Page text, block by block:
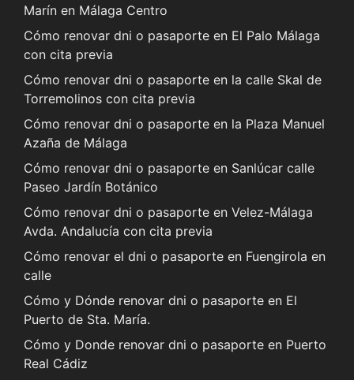
Marín en Málaga Centro
Cómo renovar dni o pasaporte en El Palo Málaga
con cita previa
Cómo renovar dni o pasaporte en la calle Skal de
Torremolinos con cita previa
Cómo renovar dni o pasaporte en la Plaza Manuel
Azaña de Málaga
Cómo renovar dni o pasaporte en Sanlúcar calle
Paseo Jardín Botánico
Cómo renovar dni o pasaporte en Velez-Málaga
Avda. Andalucía con cita previa
Cómo renovar el dni o pasaporte en Fuengirola en
calle
Cómo y Dónde renovar dni o pasaporte en El
Puerto de Sta. María.
Cómo y Donde renovar dni o pasaporte en Puerto
Real Cádiz